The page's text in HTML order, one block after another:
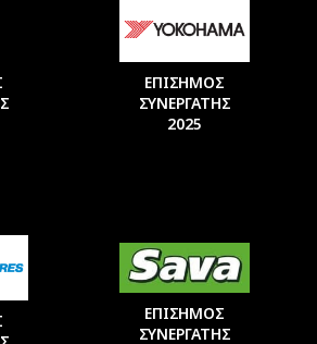
ΕΠΙΣΗΜΟΣ
ΣΥΝΕΡΓΑΤΗΣ
2025
ΕΠΙΣΗΜΟΣ
ΣΥΝΕΡΓΑΤΗΣ